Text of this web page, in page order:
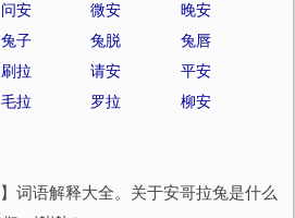
问安 微安
晚安
兔子 兔脱
兔唇
刷拉 请安
平安
毛拉 罗拉 柳安
】词语解释大全。关于安哥拉兔是什么